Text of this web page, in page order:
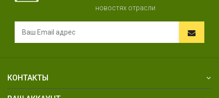
новостях отрасли
КОНТАКТЫ